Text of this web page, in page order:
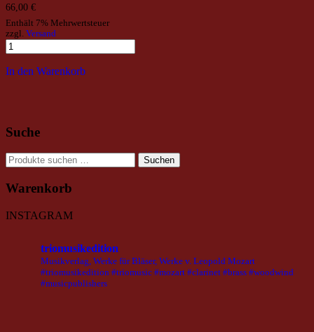
66,00 €
Enthält 7% Mehrwertsteuer
zzgl. Versand
In den Warenkorb
Suche
Suchen
nach:
Suchen
Warenkorb
INSTAGRAM
triomusikedition
Musikverlag, Werke für Bläser, Werke v. Leopold Mozart
#triomusikedition #triomusic #mozart #clarinet #brass #woodwind
#musicpublishers